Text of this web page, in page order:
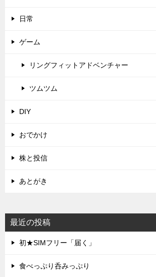
日常
ゲーム
リングフィットアドベンチャー
ツムツム
DIY
おでかけ
株と投信
あとがき
最近の投稿
初★SIMフリー「届く」
食べっぷり呑みっぷり